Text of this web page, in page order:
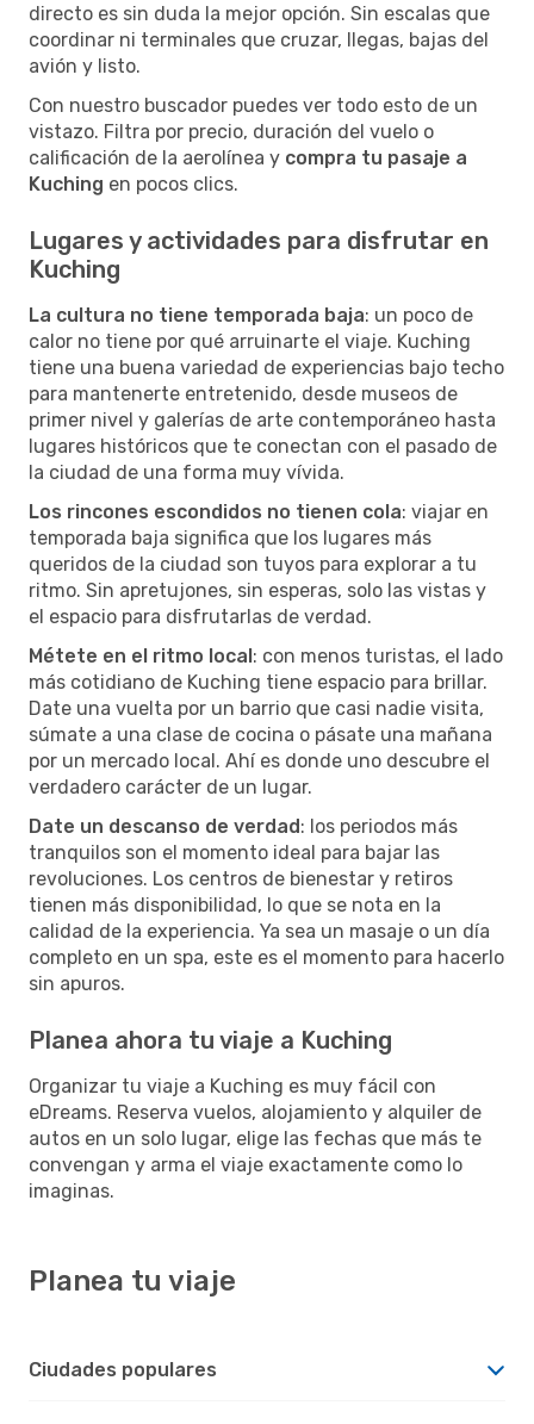
directo es sin duda la mejor opción. Sin escalas que
coordinar ni terminales que cruzar, llegas, bajas del
avión y listo.
Con nuestro buscador puedes ver todo esto de un
vistazo. Filtra por precio, duración del vuelo o
calificación de la aerolínea y compra tu pasaje a
Kuching en pocos clics.
Lugares y actividades para disfrutar en
Kuching
La cultura no tiene temporada baja: un poco de
calor no tiene por qué arruinarte el viaje. Kuching
tiene una buena variedad de experiencias bajo techo
para mantenerte entretenido, desde museos de
primer nivel y galerías de arte contemporáneo hasta
lugares históricos que te conectan con el pasado de
la ciudad de una forma muy vívida.
Los rincones escondidos no tienen cola: viajar en
temporada baja significa que los lugares más
queridos de la ciudad son tuyos para explorar a tu
ritmo. Sin apretujones, sin esperas, solo las vistas y
el espacio para disfrutarlas de verdad.
Métete en el ritmo local: con menos turistas, el lado
más cotidiano de Kuching tiene espacio para brillar.
Date una vuelta por un barrio que casi nadie visita,
súmate a una clase de cocina o pásate una mañana
por un mercado local. Ahí es donde uno descubre el
verdadero carácter de un lugar.
Date un descanso de verdad: los periodos más
tranquilos son el momento ideal para bajar las
revoluciones. Los centros de bienestar y retiros
tienen más disponibilidad, lo que se nota en la
calidad de la experiencia. Ya sea un masaje o un día
completo en un spa, este es el momento para hacerlo
sin apuros.
Planea ahora tu viaje a Kuching
Organizar tu viaje a Kuching es muy fácil con
eDreams. Reserva vuelos, alojamiento y alquiler de
autos en un solo lugar, elige las fechas que más te
convengan y arma el viaje exactamente como lo
imaginas.
Planea tu viaje
Ciudades populares